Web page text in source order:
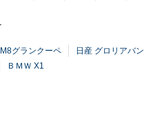
グランクーペ 日産 グロリアバン
ＢＭＷ X1